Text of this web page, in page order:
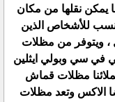
يمكن نقلها من مكان
للأشخاص الذين
، ويتوفر من مظلات
في سي وبولي ايثلين
مظلات قماش
الاكس وتعد مظلات